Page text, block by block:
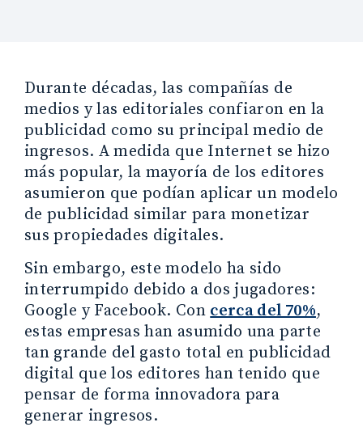
Durante décadas, las compañías de
medios y las editoriales confiaron en la
publicidad como su principal medio de
ingresos. A medida que Internet se hizo
más popular, la mayoría de los editores
asumieron que podían aplicar un modelo
de publicidad similar para monetizar
sus propiedades digitales.
Sin embargo, este modelo ha sido
interrumpido debido a dos jugadores:
Google y Facebook. Con cerca del 70%,
estas empresas han asumido una parte
tan grande del gasto total en publicidad
digital que los editores han tenido que
pensar de forma innovadora para
generar ingresos.